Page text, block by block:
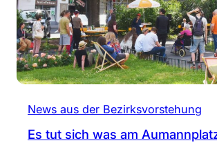
News aus der Bezirksvorstehung
Es tut sich was am